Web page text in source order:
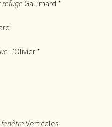
refuge Gallimard *
L’Olivier *
Verticales